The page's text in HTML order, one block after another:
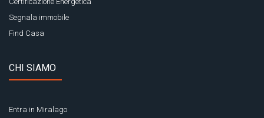
Segnala immobile
Find Casa
CHI SIAMO
Entra in Miralago